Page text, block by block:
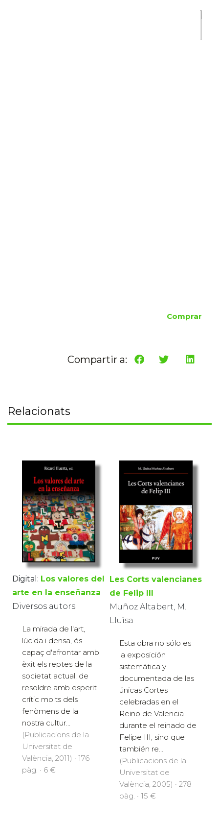
Comprar
Compartir a:
Relacionats
Digital: Los valores del
arte en la enseñanza
Diversos autors
La mirada de l'art,
lúcida i densa, és
capaç d'afrontar amb
èxit els reptes de la
societat actual, de
resoldre amb esperit
crític molts dels
fenòmens de la
nostra cultur...
(Publicacions de la
Universitat de
València, 2011) · 176
pàg. · 6 €
Les Corts valencianes
de Felip III
Muñoz Altabert, M.
Lluïsa
Esta obra no sólo es
la exposición
sistemática y
documentada de las
únicas Cortes
celebradas en el
Reino de Valencia
durante el reinado de
Felipe III, sino que
también re...
(Publicacions de la
Universitat de
València, 2005) · 278
pàg. · 15 €